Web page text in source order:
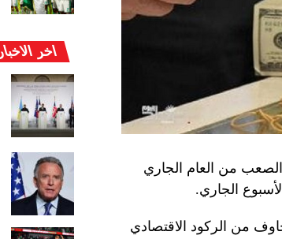
الصعب من العام الجاري
الجاري.
من الركود الاقتصادي
اخر الاخبار